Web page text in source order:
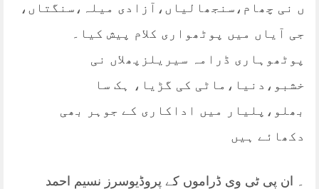
ں نی چھام،سنجھالیاں،آزادی میلہ،سنگتاں،
جی آیاں میں پوٹھواری کلام پیش کیا۔
پوٹھوہاری ڈرامہ سیریلزپھلاں نی
خشبو،دنیا،ماٹی کی گڑیا، ہک سا
بھلو،پلیار میں اداکاری کے جوہر بھی
دکھائے ہیں
۔ ان پی ٹی وی ڈراموں کے پروڈیوسرز نسیم احمد